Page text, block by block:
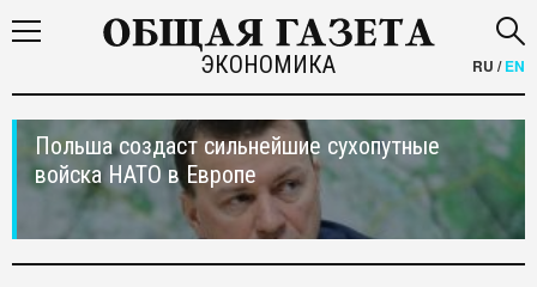
ЭКОНОМИКА RU /EN
Польша создаст сильнейшие сухопутные
войска НАТО в Европе